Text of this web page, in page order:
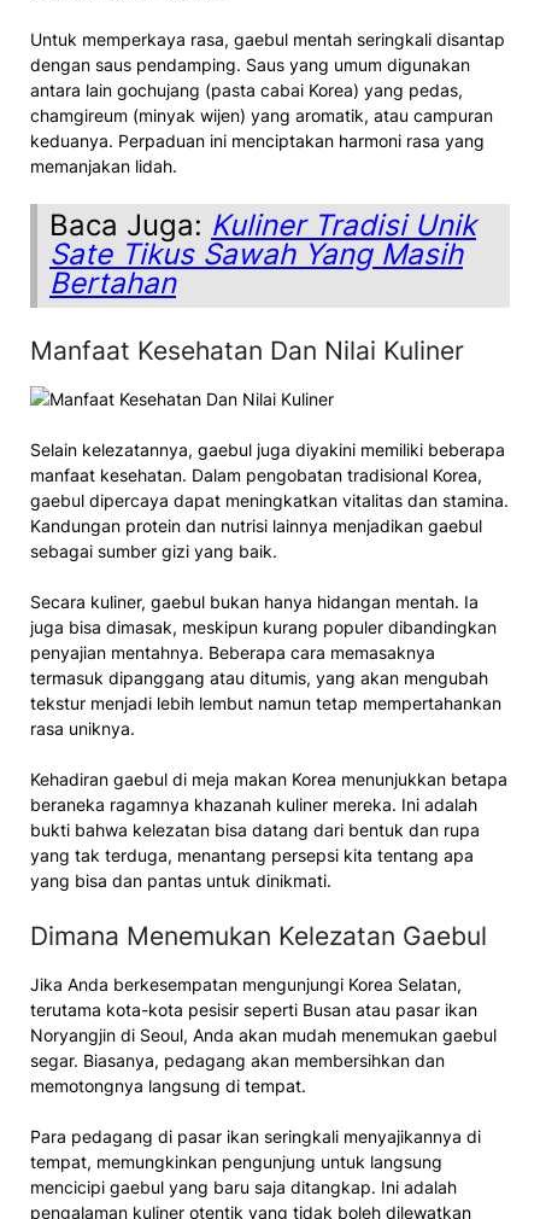
Untuk memperkaya rasa, gaebul mentah seringkali disantap
dengan saus pendamping. Saus yang umum digunakan
antara lain gochujang (pasta cabai Korea) yang pedas,
chamgireum (minyak wijen) yang aromatik, atau campuran
keduanya. Perpaduan ini menciptakan harmoni rasa yang
memanjakan lidah.
Baca Juga: Kuliner Tradisi Unik
Sate Tikus Sawah Yang Masih
Bertahan
Manfaat Kesehatan Dan Nilai Kuliner
Selain kelezatannya, gaebul juga diyakini memiliki beberapa
manfaat kesehatan. Dalam pengobatan tradisional Korea,
gaebul dipercaya dapat meningkatkan vitalitas dan stamina.
Kandungan protein dan nutrisi lainnya menjadikan gaebul
sebagai sumber gizi yang baik.
Secara kuliner, gaebul bukan hanya hidangan mentah. Ia
juga bisa dimasak, meskipun kurang populer dibandingkan
penyajian mentahnya. Beberapa cara memasaknya
termasuk dipanggang atau ditumis, yang akan mengubah
tekstur menjadi lebih lembut namun tetap mempertahankan
rasa uniknya.
Kehadiran gaebul di meja makan Korea menunjukkan betapa
beraneka ragamnya khazanah kuliner mereka. Ini adalah
bukti bahwa kelezatan bisa datang dari bentuk dan rupa
yang tak terduga, menantang persepsi kita tentang apa
yang bisa dan pantas untuk dinikmati.
Dimana Menemukan Kelezatan Gaebul
Jika Anda berkesempatan mengunjungi Korea Selatan,
terutama kota-kota pesisir seperti Busan atau pasar ikan
Noryangjin di Seoul, Anda akan mudah menemukan gaebul
segar. Biasanya, pedagang akan membersihkan dan
memotongnya langsung di tempat.
Para pedagang di pasar ikan seringkali menyajikannya di
tempat, memungkinkan pengunjung untuk langsung
mencicipi gaebul yang baru saja ditangkap. Ini adalah
pengalaman kuliner otentik yang tidak boleh dilewatkan